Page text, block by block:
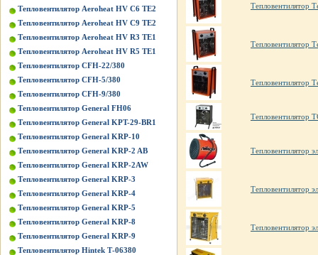
Тепловентилятор Aeroheat HV C6 TE2
Тепловентилятор Aeroheat HV C9 TE2
Тепловентилятор Aeroheat HV R3 TE1
Тепловентилятор Aeroheat HV R5 TE1
Тепловентилятор CFH-22/380
Тепловентилятор CFH-5/380
Тепловентилятор CFH-9/380
Тепловентилятор General FH06
Тепловентилятор General KPT-29-BR1
Тепловентилятор General KRP-10
Тепловентилятор General KRP-2 AB
Тепловентилятор General KRP-2AW
Тепловентилятор General KRP-3
Тепловентилятор General KRP-4
Тепловентилятор General KRP-5
Тепловентилятор General KRP-8
Тепловентилятор General KRP-9
Тепловентилятор Hintek Т-06380
Тепловентилятор
Тепловентилятор
Тепловентилятор
Тепловентилятор
Тепловентилятор
Тепловентилятор
Тепловентилятор